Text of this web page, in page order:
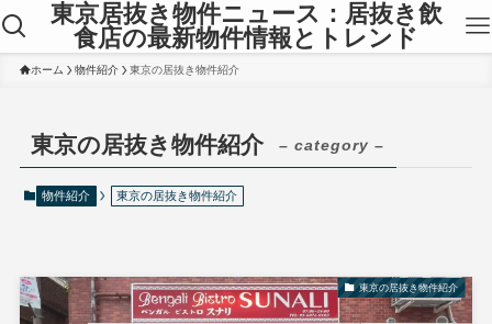
東京居抜き物件ニュース：居抜き飲
食店の最新物件情報とトレンド
ホーム 物件紹介 東京の居抜き物件紹介
東京の居抜き物件紹介 – category –
物件紹介 東京の居抜き物件紹介
東京の居抜き物件紹介